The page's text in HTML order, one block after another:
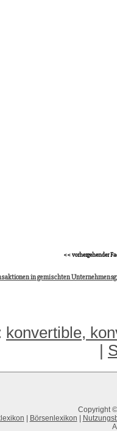
<< vorhergehender
in gemischten
konvertible,
Copyright
Börsenlexikon